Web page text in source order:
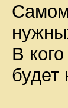
В
будет